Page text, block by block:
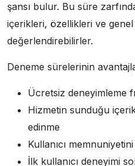
şansı bulur. Bu süre
içerikleri, özellikleri ve genel
değerlendirebilirler.
Deneme sürelerinin
Ücretsiz deneyimleme
Hizmetin sunduğu
edinme
Kullanıcı
İlk kullanıcı deneyimi